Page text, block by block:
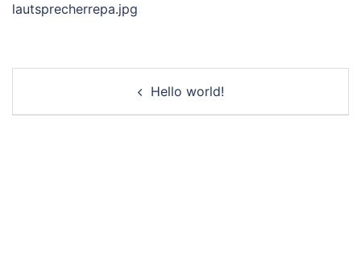
lautsprecherrepa.jpg
Hello world!